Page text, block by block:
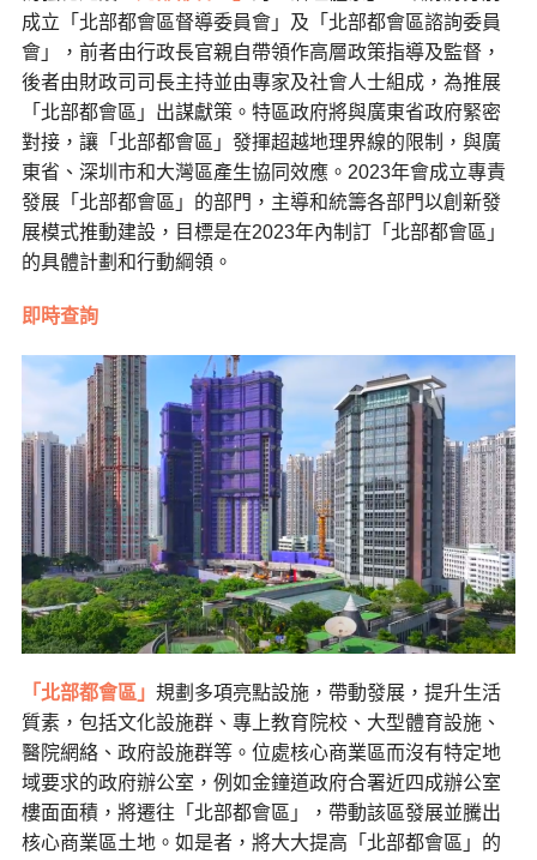
成立「北部都會區督導委員會」及「北部都會區諮詢委員
會」，前者由行政長官親自帶領作高層政策指導及監督，
後者由財政司司長主持並由專家及社會人士組成，為推展
「北部都會區」出謀獻策。特區政府將與廣東省政府緊密
對接，讓「北部都會區」發揮超越地理界線的限制，與廣
東省、深圳市和大灣區產生協同效應。2023年會成立專責
發展「北部都會區」的部門，主導和統籌各部門以創新發
展模式推動建設，目標是在2023年內制訂「北部都會區」
的具體計劃和行動綱領。
即時查詢
「北部都會區」 規劃多項亮點設施，帶動發展，提升生活
質素，包括文化設施群、專上教育院校、大型體育設施、
醫院網絡、政府設施群等。位處核心商業區而沒有特定地
域要求的政府辦公室，例如金鐘道政府合署近四成辦公室
樓面面積，將遷往「北部都會區」，帶動該區發展並騰出
核心商業區土地。如是者，將大大提高「北部都會區」的